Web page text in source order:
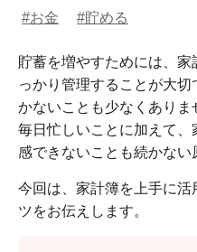
#お金 #貯める
貯蓄を増やすためには、
っかり管理することが大
かないことも少なくありま
毎日忙しいことに加えて
感できないことも続かない
今回は、家計簿を上手に活
ツをお伝えします。